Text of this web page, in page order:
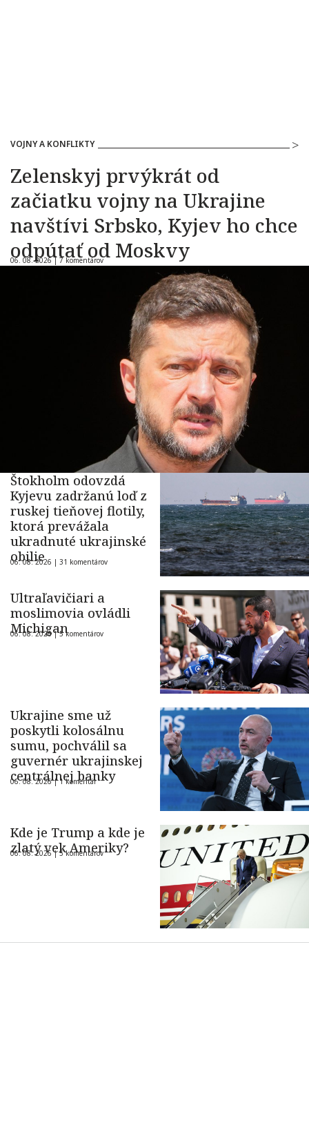
VOJNY A KONFLIKTY
Zelenskyj prvýkrát od
začiatku vojny na Ukrajine
navštívi Srbsko, Kyjev ho chce
odpútať od Moskvy
06. 08. 2026 | 7 komentárov
Štokholm odovzdá
Kyjevu zadržanú loď z
ruskej tieňovej flotily,
ktorá prevážala
ukradnuté ukrajinské
obilie
06. 08. 2026 | 31 komentárov
Ultraľavičiari a
moslimovia ovládli
Michigan
06. 08. 2026 |5 komentárov
Ukrajine sme už
poskytli kolosálnu
sumu, pochválil sa
guvernér ukrajinskej
centrálnej banky
06. 08. 2026 |1 komentár
Kde je Trump a kde je
zlatý vek Ameriky?
06. 08. 2026 |5 komentárov